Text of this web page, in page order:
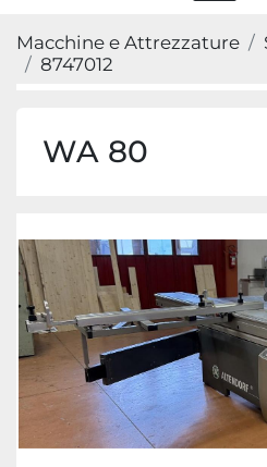
Macchine e Attrezzature
8747012
WA 80